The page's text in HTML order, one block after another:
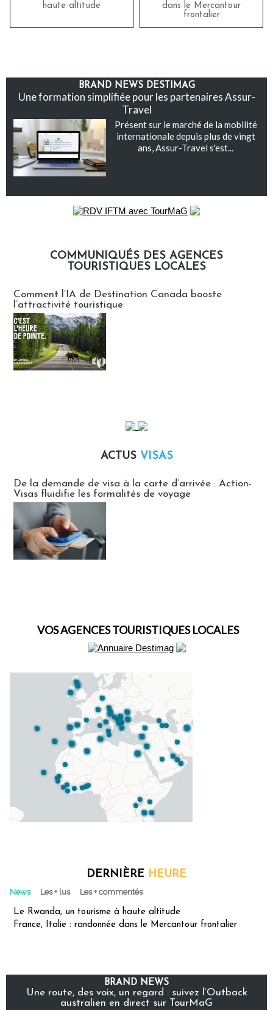
haute altitude
dans le Mercantour
frontalier
BRAND NEWS DESTIMAG
Une formation simplifiée pour les partenaires Assur-
Travel
Présent sur le marché de la mobilité
internationale depuis plus de vingt
ans, Assur-Travel s'est...
COMMUNIQUÉS DES AGENCES
TOURISTIQUES LOCALES
Comment l’IA de Destination Canada booste
l’attractivité touristique
ACTUS VISAS
De la demande de visa à la carte d’arrivée : Action-
Visas fluidifie les formalités de voyage
VOS AGENCES TOURISTIQUES LOCALES
DERNIÈRE HEURE
News Les + lus Les + commentés
Le Rwanda, un tourisme à haute altitude
France, Italie : randonnée dans le Mercantour frontalier
BRAND NEWS
Une route, des voix, un regard : suivez l’Outback
australien en direct sur TourMaG